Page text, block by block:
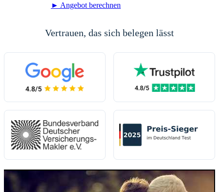
► Angebot berechnen
Vertrauen, das sich belegen lässt
(öffnet in neuem Tab) (öffnet in neuem
(öffnet in neuem Tab)